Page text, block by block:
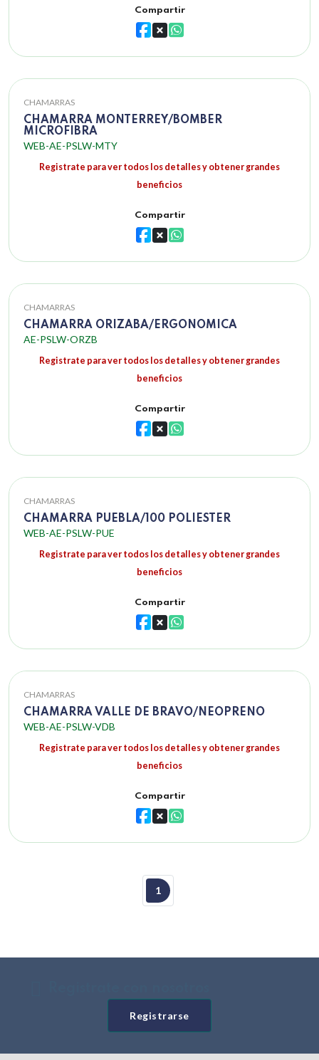
Compartir
CHAMARRAS
CHAMARRA MONTERREY/BOMBER
MICROFIBRA
WEB-AE-PSLW-MTY
Registrate para ver todos los detalles y obtener grandes
beneficios
Compartir
CHAMARRAS
CHAMARRA ORIZABA/ERGONOMICA
AE-PSLW-ORZB
Registrate para ver todos los detalles y obtener grandes
beneficios
Compartir
CHAMARRAS
CHAMARRA PUEBLA/100 POLIESTER
WEB-AE-PSLW-PUE
Registrate para ver todos los detalles y obtener grandes
beneficios
Compartir
CHAMARRAS
CHAMARRA VALLE DE BRAVO/NEOPRENO
WEB-AE-PSLW-VDB
Registrate para ver todos los detalles y obtener grandes
beneficios
Compartir
1
Registrarse